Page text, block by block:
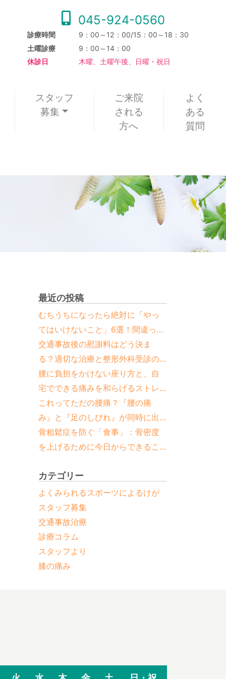
045-924-0560
診療時間
9：00～12：00/15：00～18：30
土曜診療
9：00～14：00
休診日
木曜、土曜午後、日曜・祝日
スタッフ
募集
ご来院
される
方へ
よく
ある
質問
最近の投稿
むちうちになったら絶対に「やっ
てはいけないこと」6選！間違った
対処法と正しい治し方
交通事故後の慰謝料はどう決ま
る？適切な治療と整形外科受診の
重要性
腰に負担をかけない座り方と、自
宅でできる痛みを和らげるストレ
ッチ
これってただの腰痛？『腰の痛
み』と『足のしびれ』が同時に出
たら要注意な疾患と見分け方
骨粗鬆症を防ぐ「食事」：骨密度
を上げるために今日からできるこ
カテゴリー
よくみられるスポーツによるけが
スタッフより
スタッフ募集
交通事故治療
膝の痛み
診療コラム